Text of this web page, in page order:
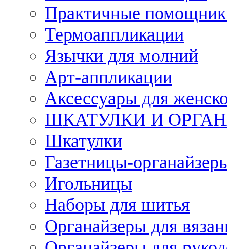
Практичные
Термоаппликации
Язычки для молний
Арт-аппликации
Аксессуары для
ШКАТУЛКИ И
Шкатулки
Газетницы-
Игольницы
Наборы для шитья
Органайзеры для